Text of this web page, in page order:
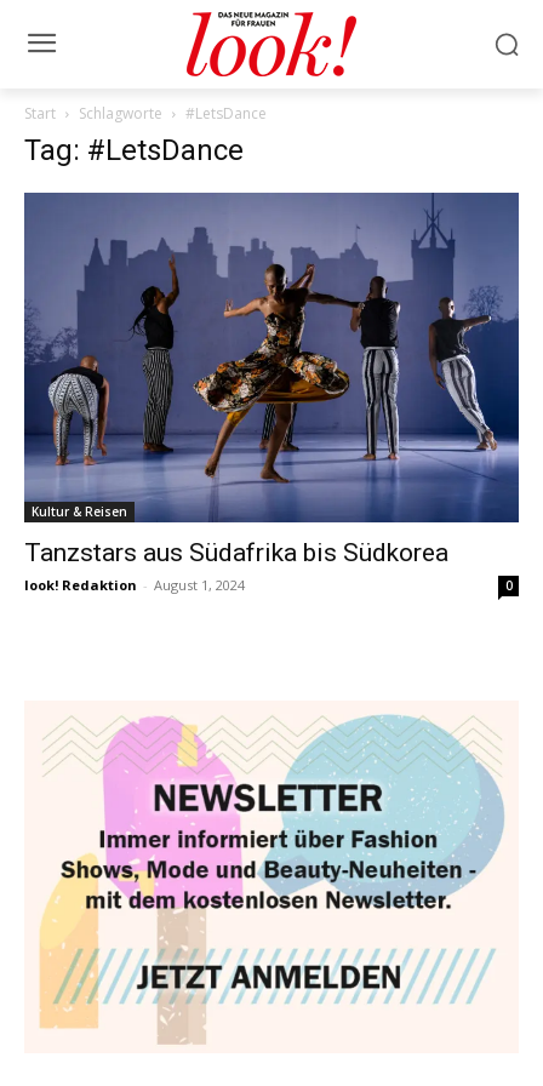
Start Schlagworte #LetsDance
Tag: #LetsDance
Kultur & Reisen
Tanzstars aus Südafrika bis Südkorea
look! Redaktion - August 1, 2024 0